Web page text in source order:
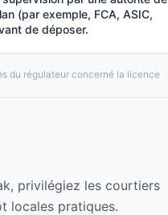
(par exemple, FCA, ASIC,
de déposer.
du régulateur concerné la licence
privilégiez les courtiers
locales pratiques.